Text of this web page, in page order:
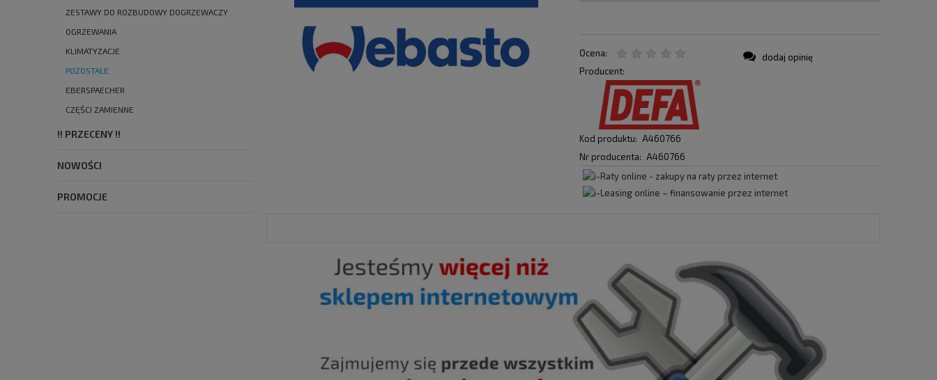
ZESTAWY DO ROZBUDOWY DOGRZEWACZY
OGRZEWANIA
KLIMATYZACJE
POZOSTAŁE
EBERSPAECHER
CZĘŚCI ZAMIENNE
!! PRZECENY !!
NOWOŚCI
PROMOCJE
Ocena:
Producent:
Kod produktu: A460766
Nr producenta: A460766
dodaj opinię